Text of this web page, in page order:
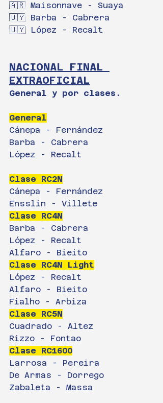
🇦🇷 Maisonnave - Suaya
🇺🇾 Barba - Cabrera
🇺🇾 López - Recalt
NACIONAL FINAL
EXTRAOFICIAL
General y por clases.
General
Cánepa - Fernández
Barba - Cabrera
López - Recalt
Clase RC2N
Cánepa - Fernández
Ensslin - Villete
Clase RC4N
Barba - Cabrera
López - Recalt
Alfaro - Bieito
Clase RC4N Light
López - Recalt
Alfaro - Bieito
Fialho - Arbiza
Clase RC5N
Cuadrado - Altez
Rizzo - Fontao
Clase RC1600
Larrosa - Pereira
De Armas - Dorrego
Zabaleta - Massa